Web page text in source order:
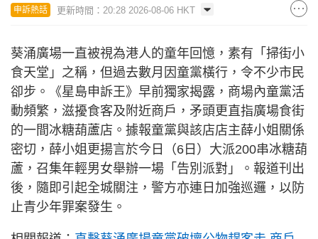
申訴熱話 更新時間：20:28 2026-08-06 HKT
葵涌廣場一直被視為港人的童年回憶，素有「掃街小
食天堂」之稱，但過去數月因童黨橫行，令不少市民
卻步。《星島申訴王》早前獨家揭露，商場內童黨活
動頻繁，滋擾食客及附近商戶，矛頭更直指廣場食街
的一間冰糖葫蘆店。據報童黨與該店店主薛小姐關係
密切，薛小姐更揚言於今日（6日）大派200串冰糖葫
蘆，召集年輕男女舉辦一場「告別派對」。報道刊出
後，隨即引起全城關注，警方亦連日加強巡邏，以防
止青少年罪案發生。